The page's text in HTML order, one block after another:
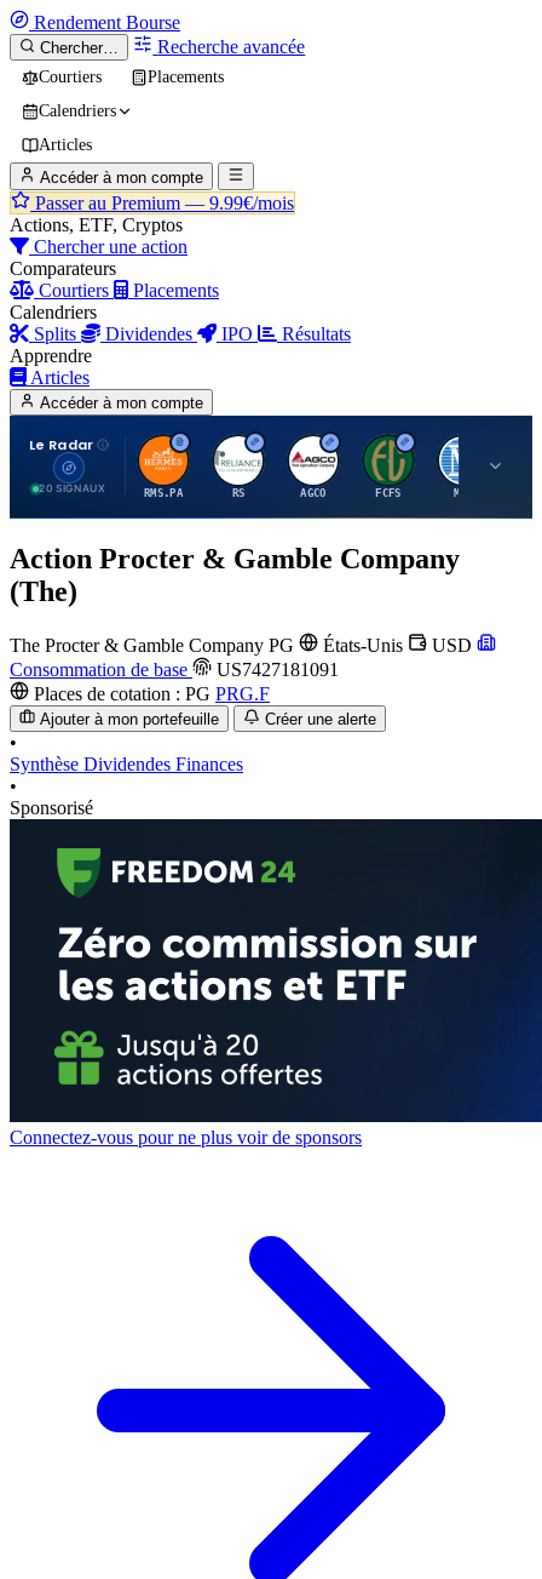
Rendement Bourse
Chercher… Recherche avancée
Courtiers
Placements
Calendriers
Articles
Accéder à mon compte
Passer au Premium — 9.99€/mois
Actions, ETF, Cryptos
Chercher une action
Comparateurs
Courtiers
Placements
Calendriers
Splits
Dividendes IPO
Résultats
Apprendre
Articles
Accéder à mon compte
Le Radar
20 SIGNAUX
H
RMS.PA
R
RS
A
AGCO
F
FCFS
M
MCO
Action Procter & Gamble Company
(The)
The Procter & Gamble Company PG États-Unis
USD
Consommation de base
US7427181091
Places de cotation : PG PRG.F
Ajouter à mon portefeuille Créer une alerte
•
Synthèse Dividendes Finances
•
Sponsorisé
Connectez-vous pour ne plus voir de sponsors